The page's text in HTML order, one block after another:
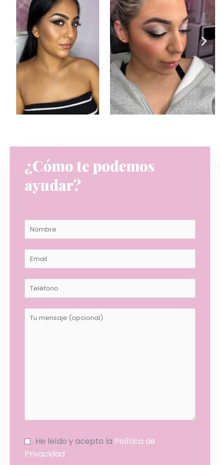
¿Cómo te podemos
ayudar?
He leído y acepto la Política de
Privacidad.